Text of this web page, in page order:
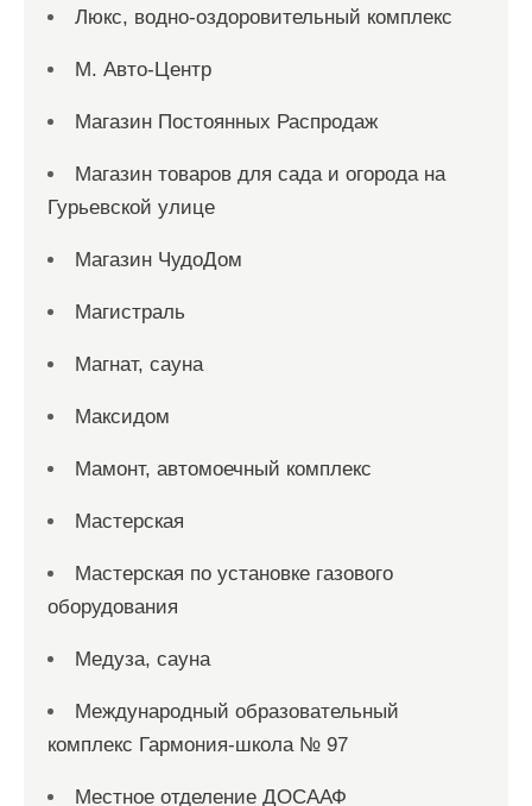
Люкс, водно-оздоровительный комплекс
М. Авто-Центр
Магазин Постоянных Распродаж
Магазин товаров для сада и огорода на
Гурьевской улице
Магазин ЧудоДом
Магистраль
Магнат, сауна
Максидом
Мамонт, автомоечный комплекс
Мастерская
Мастерская по установке газового
оборудования
Медуза, сауна
Международный образовательный
комплекс Гармония-школа № 97
Местное отделение ДОСААФ